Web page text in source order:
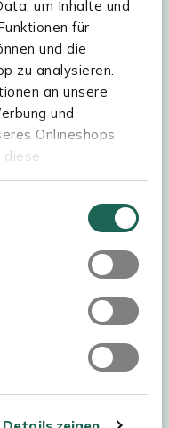
um Inhalte und
für
und die
zu analysieren.
an unsere
und
Onlineshops
diese
mit weiteren
Nutzung der
akzeptieren.
AGB